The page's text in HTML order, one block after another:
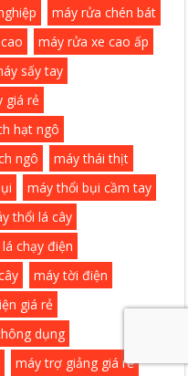
máy rửa chén bát
máy rửa xe cao ấp
sấy tay
giá rẻ
hạt ngô
ngô
máy thái thịt
máy thổi bụi cầm tay
thổi lá cây
chạy điện
máy tời điện
giá rẻ
dụng
máy trợ giảng giá rẻ